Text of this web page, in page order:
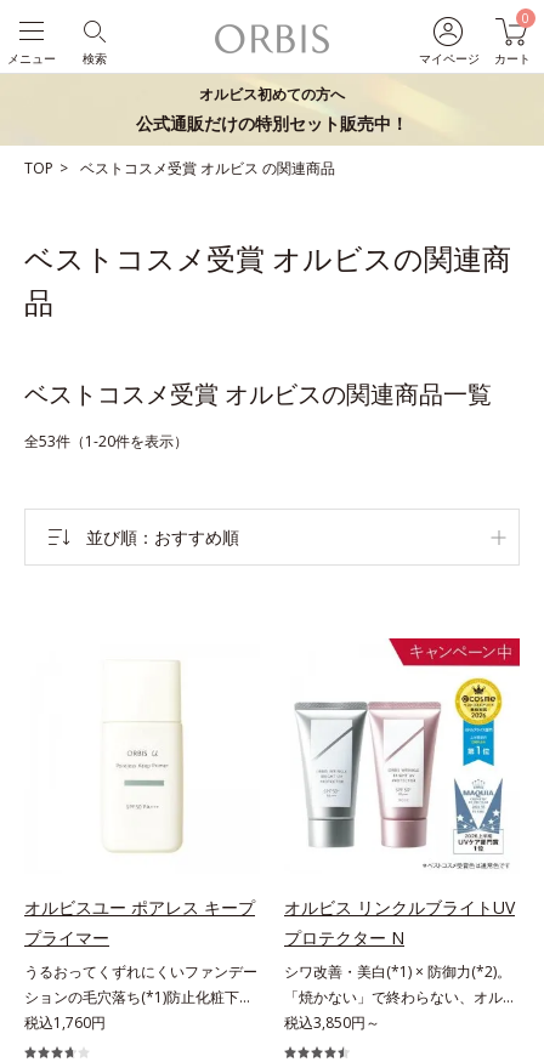
マイページ
0
カート
検索
メニュー
オルビス初めての方へ
公式通販だけの特別セット販売中！
TOP ベストコスメ受賞 オルビス の関連商品
ベストコスメ受賞 オルビスの関連商
品
ベストコスメ受賞 オルビスの関連商品一覧
全53件（1-20件を表示）
並び順 おすすめ順
オルビスユー ポアレス キープ
プライマー
うるおってくずれにくいファンデー
ションの毛穴落ち(*1)防止化粧下
地。ファンデーションの毛穴落ち
(*1)防止化粧下地です。毛穴
税込1,760円
オルビス リンクルブライトUV
プロテクター N
シワ改善・美白(*1) × 防御力(*2)。
「焼かない」で終わらない、オルビ
ス最高峰(*3)日焼け止め。シワ改
善・美白(*1) × 防御力(*2)「焼かな
税込3,850円～